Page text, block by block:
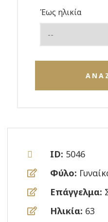
Έως ηλικία
ID: 5046
Φύλο:
Επάγγελμα:
Ηλικία: 63